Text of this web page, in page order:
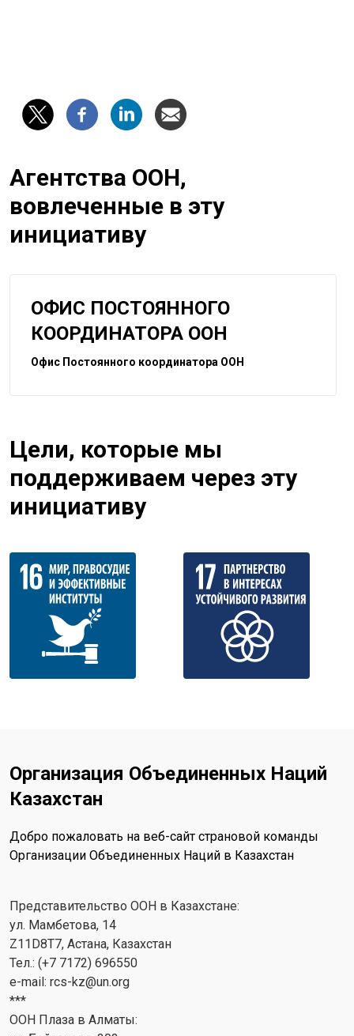
Агентства ООН,
вовлеченные в эту
инициативу
ОФИС ПОСТОЯННОГО
КООРДИНАТОРА ООН
Офис Постоянного координатора ООН
Цели, которые мы
поддерживаем через эту
инициативу
Организация Объединенных Наций
Казахстан
Добро пожаловать на веб-сайт страновой команды
Организации Объединенных Наций в Казахстан
Представительство ООН в Казахстане:
ул. Мамбетова, 14
Z11D8T7, Астана, Казахстан
Тел.: (+7 7172) 696550
e-mail: rcs-kz@un.org
***
ООН Плаза в Алматы: